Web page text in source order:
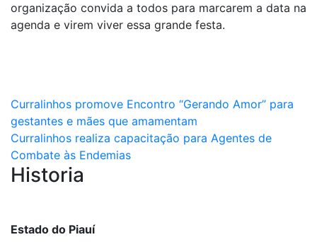
organização convida a todos para marcarem a data na
agenda e virem viver essa grande festa.
Navegação
de
Post
Curralinhos promove Encontro “Gerando Amor” para
gestantes e mães que amamentam
Curralinhos realiza capacitação para Agentes de
Combate às Endemias
Historia
Estado do Piauí